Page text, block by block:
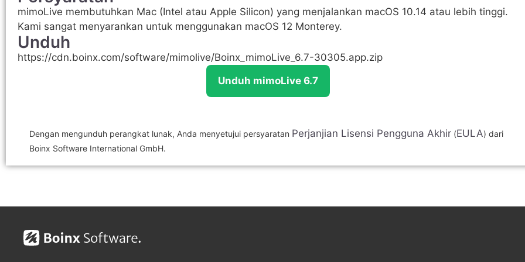
mimoLive membutuhkan Mac (Intel atau Apple Silicon) yang menjalankan macOS 10.14 atau lebih tinggi.
Kami sangat menyarankan untuk menggunakan macOS 12 Monterey.
Unduh
https://cdn.boinx.com/software/mimolive/Boinx_mimoLive_6.7-30305.app.zip
Unduh mimoLive 6.7
Dengan mengunduh perangkat lunak, Anda menyetujui persyaratan Perjanjian Lisensi Pengguna Akhir (EULA) dari
Boinx Software International GmbH.